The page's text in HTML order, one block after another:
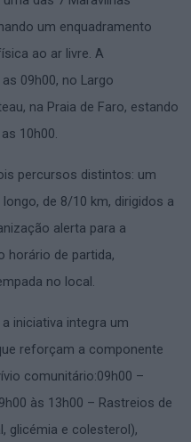
um enquadramento
ao ar livre. A
09h00, no Largo
na Praia de Faro, estando
10h00.
percursos distintos: um
de 8/10 km, dirigidos a
alerta para a
horário de partida,
no local.
iniciativa integra um
reforçam a componente
comunitário:09h00 –
às 13h00 – Rastreios de
glicémia e colesterol),